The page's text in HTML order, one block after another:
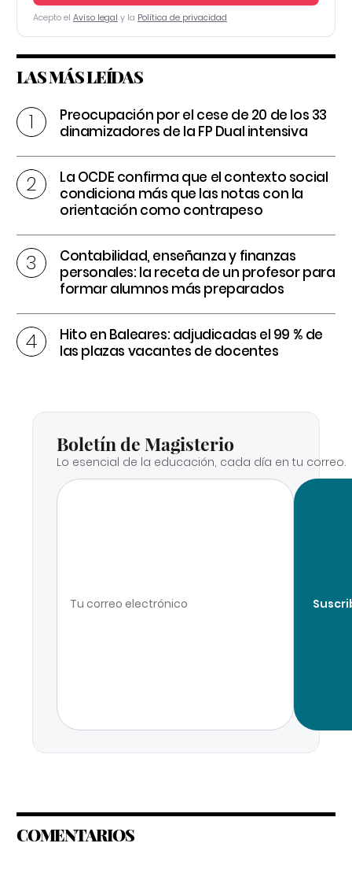
Acepto el Aviso legal y la Política de privacidad
LAS MÁS LEÍDAS
Preocupación por el cese de 20 de los 33
dinamizadores de la FP Dual intensiva
La OCDE confirma que el contexto social
condiciona más que las notas con la
orientación como contrapeso
Contabilidad, enseñanza y finanzas
personales: la receta de un profesor para
formar alumnos más preparados
Hito en Baleares: adjudicadas el 99 % de
las plazas vacantes de docentes
Boletín de Magisterio
Lo esencial de la educación, cada día en tu correo.
COMENTARIOS